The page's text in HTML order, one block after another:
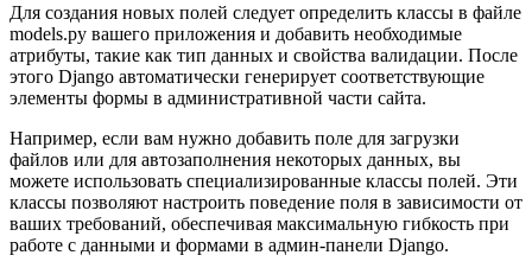
Для создания новых полей следует определить классы в файле
models.py вашего приложения и добавить необходимые
атрибуты, такие как тип данных и свойства валидации. После
этого Django автоматически генерирует соответствующие
элементы формы в административной части сайта.
Например, если вам нужно добавить поле для загрузки
файлов или для автозаполнения некоторых данных, вы
можете использовать специализированные классы полей. Эти
классы позволяют настроить поведение поля в зависимости от
ваших требований, обеспечивая максимальную гибкость при
работе с данными и формами в админ-панели Django.